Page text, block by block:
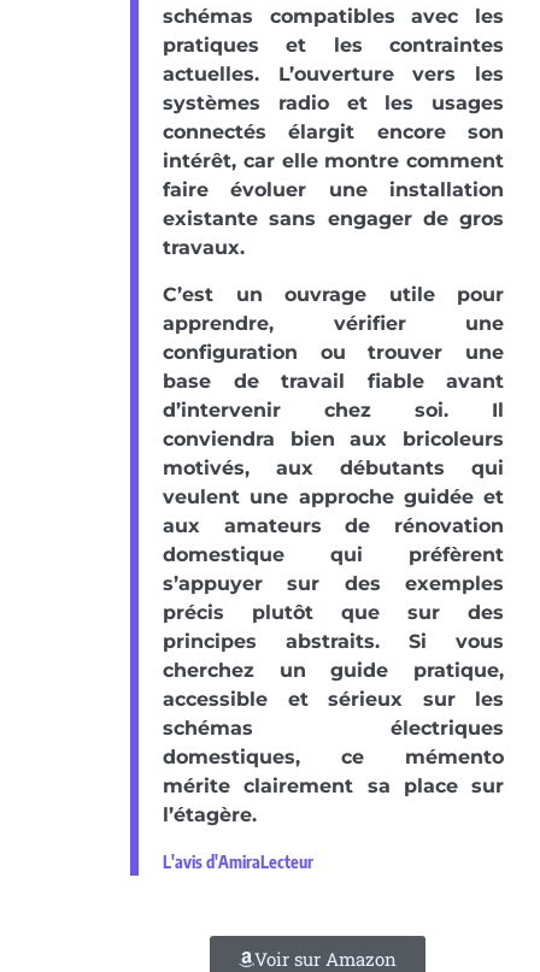
schémas compatibles avec les
pratiques et les contraintes
actuelles. L’ouverture vers les
systèmes radio et les usages
connectés élargit encore son
intérêt, car elle montre comment
faire évoluer une installation
existante sans engager de gros
travaux.
C’est un ouvrage utile pour
apprendre, vérifier une
configuration ou trouver une
base de travail fiable avant
d’intervenir chez soi. Il
conviendra bien aux bricoleurs
motivés, aux débutants qui
veulent une approche guidée et
aux amateurs de rénovation
domestique qui préfèrent
s’appuyer sur des exemples
précis plutôt que sur des
principes abstraits. Si vous
cherchez un guide pratique,
accessible et sérieux sur les
schémas électriques
domestiques, ce mémento
mérite clairement sa place sur
l’étagère.
L'avis d'AmiraLecteur
Voir sur Amazon